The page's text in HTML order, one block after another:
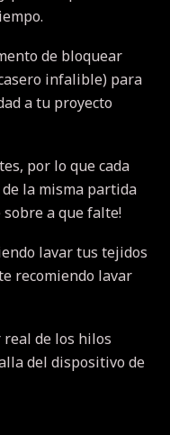
de bloquear
infalible) para
a tu proyecto
por lo que cada
la misma partida
a que falte!
lavar tus tejidos
recomiendo lavar
de los hilos
del dispositivo de